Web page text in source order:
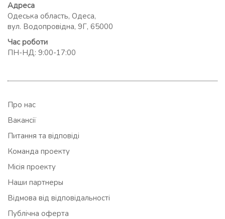
Адреса
Одеська область, Одеса,
вул. Водопровідна, 9Г, 65000
Час роботи
ПН-НД: 9:00-17:00
Про нас
Вакансії
Питання та відповіді
Команда проекту
Місія проекту
Наши партнеры
Відмова від відповідальності
Публічна оферта